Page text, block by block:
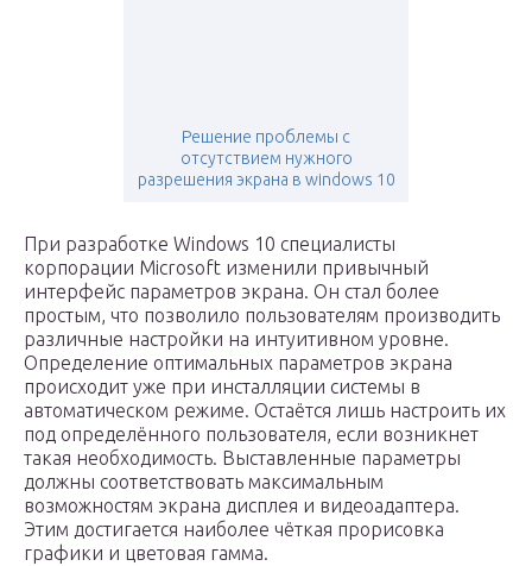
Решение проблемы с
отсутствием нужного
разрешения экрана в windows 10
При разработке Windows 10 специалисты
корпорации Microsoft изменили привычный
интерфейс параметров экрана. Он стал более
простым, что позволило пользователям производить
различные настройки на интуитивном уровне.
Определение оптимальных параметров экрана
происходит уже при инсталляции системы в
автоматическом режиме. Остаётся лишь настроить их
под определённого пользователя, если возникнет
такая необходимость. Выставленные параметры
должны соответствовать максимальным
возможностям экрана дисплея и видеоадаптера.
Этим достигается наиболее чёткая прорисовка
графики и цветовая гамма.